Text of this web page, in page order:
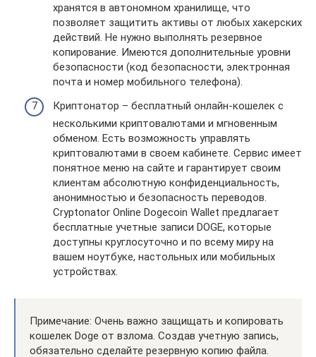
хранятся в автономном хранилище, что
позволяет защитить активы от любых хакерских
действий. Не нужно выполнять резервное
копирование. Имеются дополнительные уровни
безопасности (код безопасности, электронная
почта и номер мобильного телефона).
Криптонатор – бесплатный онлайн-кошелек с
несколькими криптовалютами и мгновенным
обменом. Есть возможность управлять
криптовалютами в своем кабинете. Сервис имеет
понятное меню на сайте и гарантирует своим
клиентам абсолютную конфиденциальность,
анонимностью и безопасность переводов.
Cryptonator Online Dogecoin Wallet предлагает
бесплатные учетные записи DOGE, которые
доступны круглосуточно и по всему миру на
вашем ноутбуке, настольных или мобильных
устройствах.
Примечание: Очень важно защищать и копировать
кошелек Doge от взлома. Создав учетную запись,
обязательно сделайте резервную копию файла.